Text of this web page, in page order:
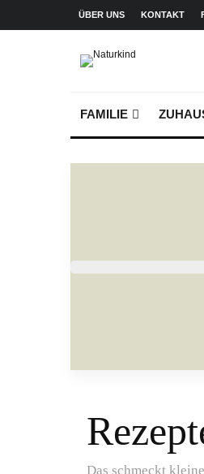
ÜBER UNS KONTAKT
FAMILIE
Das schmeckt